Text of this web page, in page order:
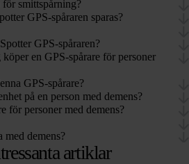
smittspårning?
GPS-spåraren sparas?
GPS-spåraren?
en GPS-spårare för personer
GPS-spårare?
på en person med demens?
för personer med demens?
demens?
artiklar